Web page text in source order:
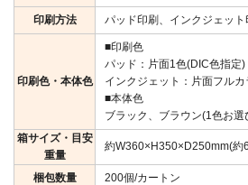
印刷方法 パッド印刷、インクジェット
印刷色・本体色
■印刷色
パッド：片面1色(DIC色指定)
インクジェット：片面フルカ
■本体色
ブラック、ブラウン(1色お選
箱サイズ・目安
重量
約W360×H350×D250mm(約
梱包数量 200個/カートン